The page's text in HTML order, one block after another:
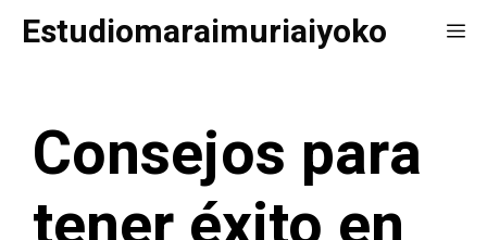
SaltarEstudiomaraimuriaiyoko
Consejos para